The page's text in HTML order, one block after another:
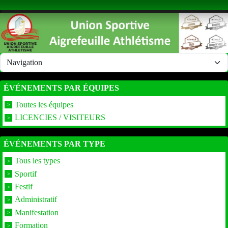
ÉVÉNEMENTS PAR ÉQUIPES
Toutes les équipes
LICENCIES / VISITEURS
ÉVÉNEMENTS PAR TYPE
Tous les types
Sportif
Festif
Administratif
Manifestation
Formation